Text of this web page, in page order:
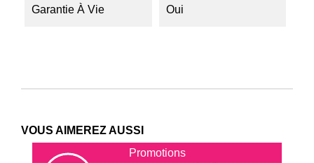
Garantie À Vie Oui
VOUS AIMEREZ AUSSI
Promotions